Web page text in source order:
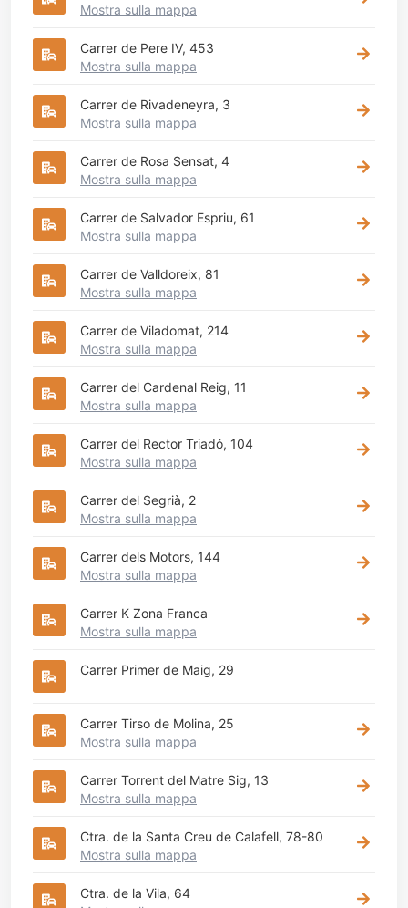
Mostra sulla mappa
Carrer de Pere IV, 453
Mostra sulla mappa
Carrer de Rivadeneyra, 3
Mostra sulla mappa
Carrer de Rosa Sensat, 4
Mostra sulla mappa
Carrer de Salvador Espriu, 61
Mostra sulla mappa
Carrer de Valldoreix, 81
Mostra sulla mappa
Carrer de Viladomat, 214
Mostra sulla mappa
Carrer del Cardenal Reig, 11
Mostra sulla mappa
Carrer del Rector Triadó, 104
Mostra sulla mappa
Carrer del Segrià, 2
Mostra sulla mappa
Carrer dels Motors, 144
Mostra sulla mappa
Carrer K Zona Franca
Mostra sulla mappa
Carrer Primer de Maig, 29
Carrer Tirso de Molina, 25
Mostra sulla mappa
Carrer Torrent del Matre Sig, 13
Mostra sulla mappa
Ctra. de la Santa Creu de Calafell, 78-80
Mostra sulla mappa
Ctra. de la Vila, 64